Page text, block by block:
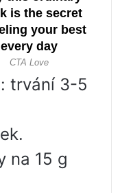
trvání 3-5
na 15 g